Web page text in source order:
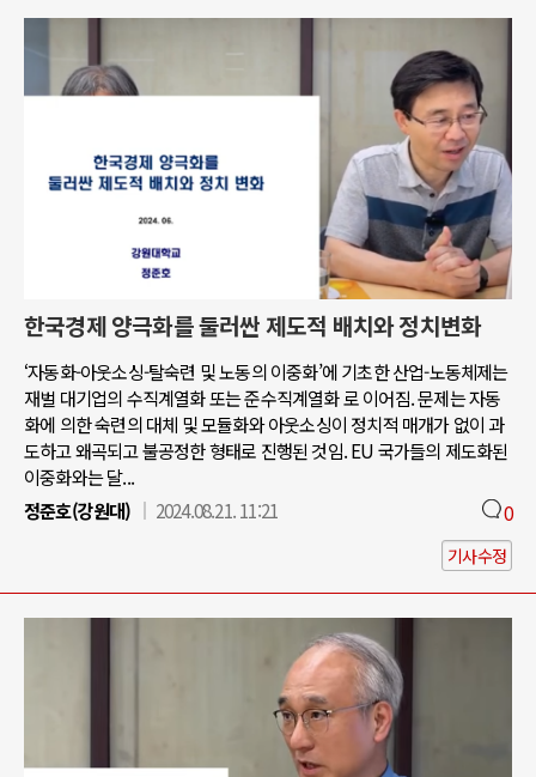
한국경제 양극화를 둘러싼 제도적 배치와 정치변화
‘자동화-아웃소싱-탈숙련 및 노동의 이중화’에 기초한 산업-노동체제는
재벌 대기업의 수직계열화 또는 준수직계열화 로 이어짐. 문제는 자동
화에 의한 숙련의 대체 및 모듈화와 아웃소싱이 정치적 매개가 없이 과
도하고 왜곡되고 불공정한 형태로 진행된 것임. EU 국가들의 제도화된
이중화와는 달...
정준호(강원대)
2024.08.21. 11:21 0
기사수정